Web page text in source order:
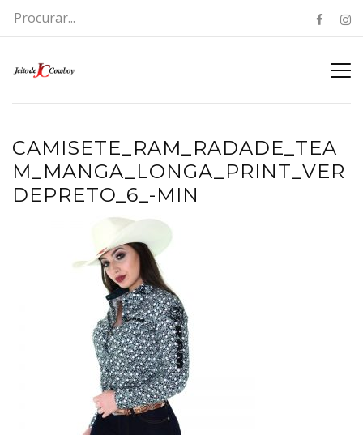
CAMISETE_RAM_RADADE_TEA
M_MANGA_LONGA_PRINT_VER
DEPRETO_6_-MIN